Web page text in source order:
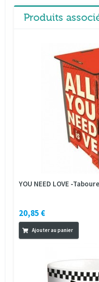
Produits
YOU NEED LOVE -
20,85 €
Ajouter au panier